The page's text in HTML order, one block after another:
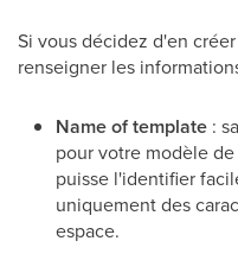
Si vous décidez d'en
renseigner les
Name of template :
pour votre modèle
puisse l'identifier
uniquement des
espace.